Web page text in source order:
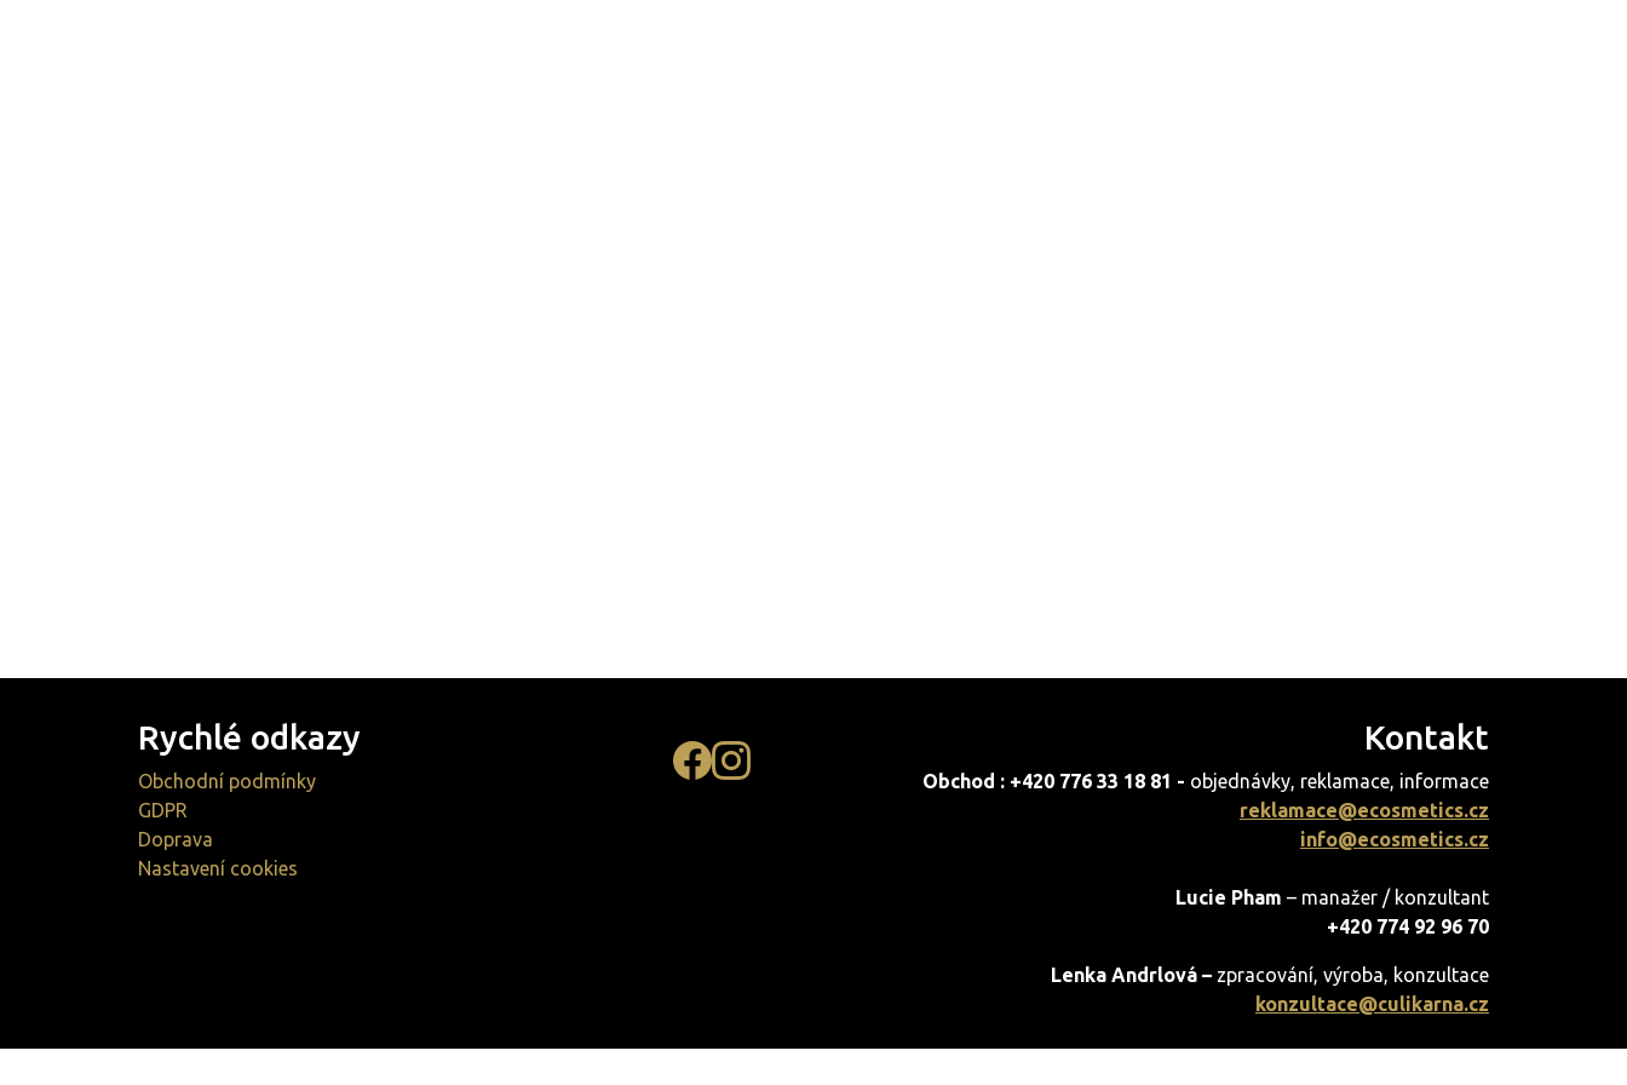
Rychlé odkazy
Obchodní podmínky
GDPR
Doprava
Nastavení cookies
Kontakt
Obchod : +420 776 33 18 81 - objednávky, reklamace, informace
reklamace@ecosmetics.cz
info@ecosmetics.cz
Lucie Pham – manažer / konzultant
+420 774 92 96 70
Lenka Andrlová – zpracování, výroba, konzultace
konzultace@culikarna.cz